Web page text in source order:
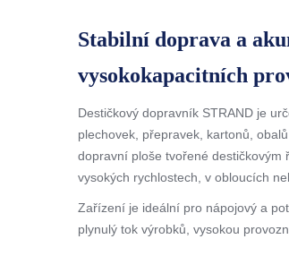
Stabilní doprava a
vysokokapacitních
Destičkový dopravník STRAND je
plechovek, přepravek, kartonů,
dopravní ploše tvořené
vysokých rychlostech, v obloucích
Zařízení je ideální pro nápojový a
plynulý tok výrobků, vysokou